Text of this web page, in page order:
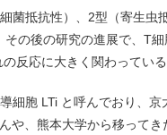
菌抵抗性）、2型（寄生虫
の後の研究の進展で、T
反応に大きく関わってい
細胞 LTi と呼んでおり、
や、熊本大学から移って